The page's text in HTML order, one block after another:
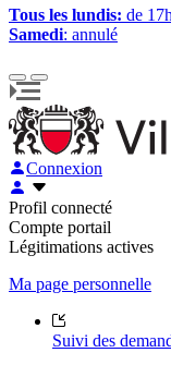
Tous les lundis: de
Samedi: annulé
Connexion
Profil connecté
Compte portail
Légitimations actives
Ma page personnelle
Suivi des